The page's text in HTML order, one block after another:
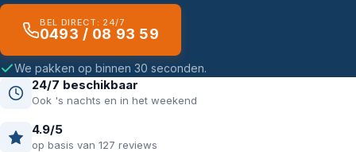
BEL DIRECT: 24/7
0493 / 08 93 59
We pakken op binnen 30 seconden.
24/7 beschikbaar
Ook 's nachts en in het weekend
4.9/5
op basis van 127 reviews